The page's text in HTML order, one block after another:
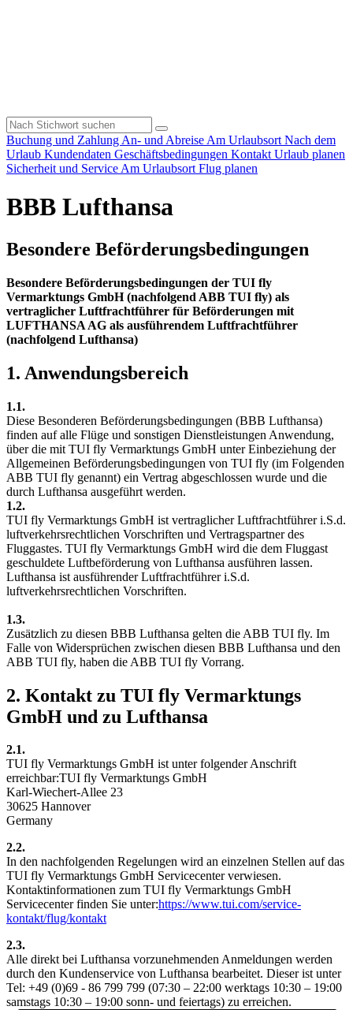
Buchung und Zahlung An- und Abreise Am Urlaubsort Nach dem
Urlaub Kundendaten Geschäftsbedingungen Kontakt Urlaub planen
Sicherheit und Service Am Urlaubsort Flug planen
BBB Lufthansa
Besondere Beförderungsbedingungen
Besondere Beförderungsbedingungen der TUI fly
Vermarktungs GmbH (nachfolgend ABB TUI fly) als
vertraglicher Luftfrachtführer für Beförderungen mit
LUFTHANSA AG als ausführendem Luftfrachtführer
(nachfolgend Lufthansa)
1. Anwendungsbereich
1.1.
Diese Besonderen Beförderungsbedingungen (BBB Lufthansa)
finden auf alle Flüge und sonstigen Dienstleistungen Anwendung,
über die mit TUI fly Vermarktungs GmbH unter Einbeziehung der
Allgemeinen Beförderungsbedingungen von TUI fly (im Folgenden
ABB TUI fly genannt) ein Vertrag abgeschlossen wurde und die
durch Lufthansa ausgeführt werden.
1.2.
TUI fly Vermarktungs GmbH ist vertraglicher Luftfrachtführer i.S.d.
luftverkehrsrechtlichen Vorschriften und Vertragspartner des
Fluggastes. TUI fly Vermarktungs GmbH wird die dem Fluggast
geschuldete Luftbeförderung von Lufthansa ausführen lassen.
Lufthansa ist ausführender Luftfrachtführer i.S.d.
luftverkehrsrechtlichen Vorschriften.
1.3.
Zusätzlich zu diesen BBB Lufthansa gelten die ABB TUI fly. Im
Falle von Widersprüchen zwischen diesen BBB Lufthansa und den
ABB TUI fly, haben die ABB TUI fly Vorrang.
2. Kontakt zu TUI fly Vermarktungs
GmbH und zu Lufthansa
2.1.
TUI fly Vermarktungs GmbH ist unter folgender Anschrift
erreichbar:TUI fly Vermarktungs GmbH
Karl-Wiechert-Allee 23
30625 Hannover
Germany
2.2.
In den nachfolgenden Regelungen wird an einzelnen Stellen auf das
TUI fly Vermarktungs GmbH Servicecenter verwiesen.
Kontaktinformationen zum TUI fly Vermarktungs GmbH
Servicecenter finden Sie unter:https://www.tui.com/service-
kontakt/flug/kontakt
2.3.
Alle direkt bei Lufthansa vorzunehmenden Anmeldungen werden
durch den Kundenservice von Lufthansa bearbeitet. Dieser ist unter
Tel: +49 (0)69 - 86 799 799 (07:30 – 22:00 werktags 10:30 – 19:00
samstags 10:30 – 19:00 sonn- und feiertags) zu erreichen.